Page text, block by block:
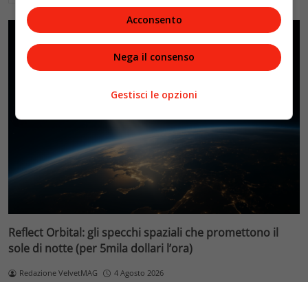
Reflect Orbital: gli specchi spaziali che promettono il
sole di notte (per 5mila dollari l’ora)
Redazione VelvetMAG 4 Agosto 2026
Acconsento
Nega il consenso
Gestisci le opzioni